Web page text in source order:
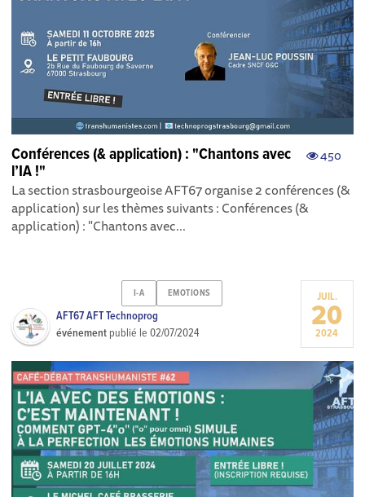
450
Conférences (& application) : "Chantons avec
l’IA !"
La section strasbourgeoise AFT67 organise 2 conférences (&
application) sur les thèmes suivants : Conférences (&
application) : "Chantons avec...
I-A EMOTIONS
AFT67 AFT Technoprog
événement publié le02/07/2024
JUIL.
20
2024